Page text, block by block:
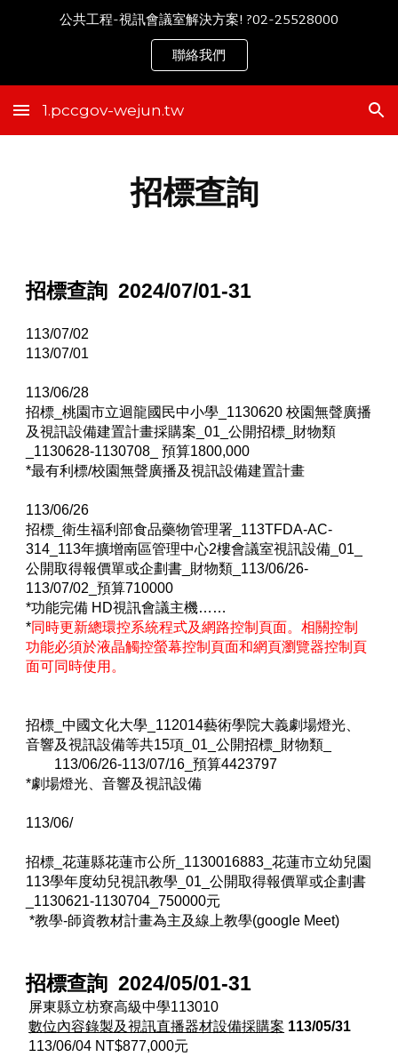
公共工程-視訊會議室解決方案! ?02-25528000
聯絡我們
1.pccgov-wejun.tw
招標查詢
招標查詢 2024/07/01-31
113/07/02
113/07/01
113/06/28
招標 _桃園市立迴龍國民中小學 _1130620校園無聲廣播
及視訊設備建置計畫採購案 _01_公開招標 財物類
_1130628-1130708_預算1800,000
*最有利標/校園無聲廣播及視訊設備建置計畫
113/06/26
招標_衛生福利部食品藥物管理署_113TFDA-AC-
314_113年擴增南區管理中心2樓會議室視訊設備_01_
公開取得報價單或企劃書_財物類_113/06/26-
113/07/02_預算710000
*功能完備 HD視訊會議主機……
*同時更新總環控系統程式及網路控制頁面。相關控制
功能必須於液晶觸控螢幕控制頁面和網頁瀏覽器控制頁
面可同時使用。
招標_中國文化大學_112014藝術學院大義劇場燈光、
音響及視訊設備等共15項_01_公開招標_財物類_
113/06/26-113/07/16_預算4423797
*劇場燈光、音響及視訊設備
113/06/
招標_花蓮縣花蓮市公所_1130016883_花蓮市立幼兒園
113學年度幼兒視訊教學_01_公開取得報價單或企劃書
_1130621-1130704_750000元
*教學-師資教材計畫為主及線上教學(google Meet)
招標查詢 2024/05/01-31
屏東縣立枋寮高級中學113010
數位內容錄製及視訊直播器材設備採購案 113/05/31
113/06/04 NT$877,000元